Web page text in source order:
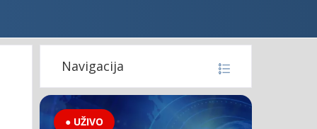
Navigacija
● UŽIVO